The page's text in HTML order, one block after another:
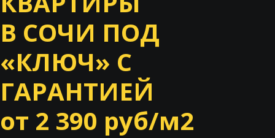
В СОЧИ ПОД
«КЛЮЧ» С
ГАРАНТИЕЙ
от 2 390 руб/м2